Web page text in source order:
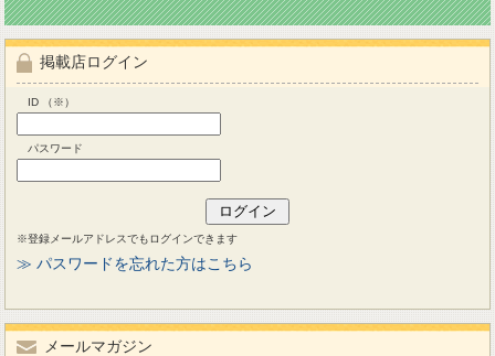
掲載店ログイン
ID （※）
パスワード
※登録メールアドレスでもログインできます
≫ パスワードを忘れた方はこちら
メールマガジン